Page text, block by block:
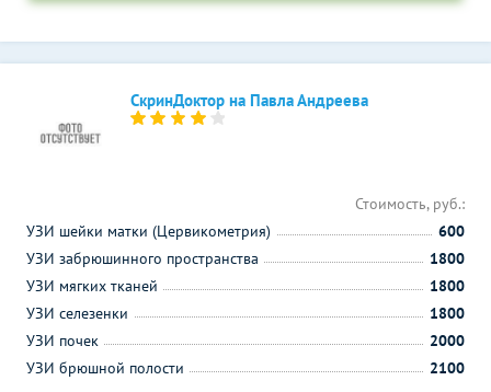
СкринДоктор на Павла Андреева
Стоимость, руб.:
УЗИ шейки матки (Цервикометрия)
600
УЗИ забрюшинного пространства
1800
УЗИ мягких тканей
1800
УЗИ селезенки
1800
УЗИ почек
2000
УЗИ брюшной полости
2100